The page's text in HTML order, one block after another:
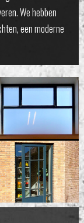
We hebben
een moderne